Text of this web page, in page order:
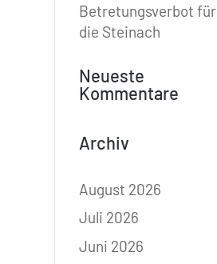
Betretungsverbot für
die Steinach
Neueste
Kommentare
Archiv
August 2026
Juli 2026
Juni 2026